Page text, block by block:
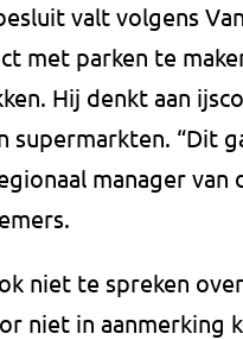
valt volgens
met parken te
Hij denkt aan
supermarkten. “Dit
manager
niet te spreken
niet in aanmerking